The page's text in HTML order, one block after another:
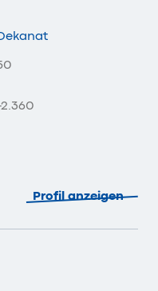
2.360
Profil anzeigen